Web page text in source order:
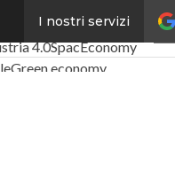
I nostri servizi
Digital Economy
4.0SpacEconomy
Green economy